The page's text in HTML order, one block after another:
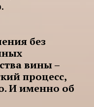
без
вины –
процесс,
И именно об